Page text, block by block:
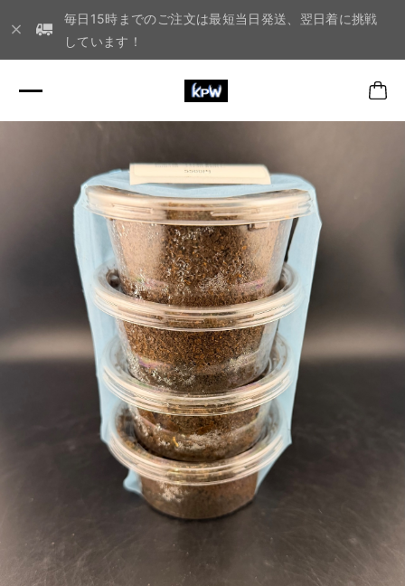
毎日15時までのご注文は最短当日発送、翌日着に挑戦
しています！